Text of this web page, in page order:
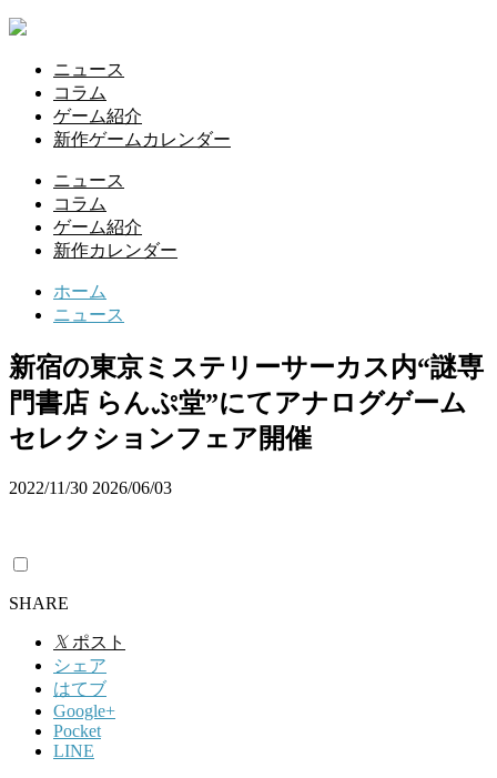
ニュース
コラム
ゲーム紹介
新作ゲームカレンダー
ニュース
コラム
ゲーム紹介
新作カレンダー
ホーム
ニュース
新宿の東京ミステリーサーカス内“謎専
門書店 らんぷ堂”にてアナログゲーム
セレクションフェア開催
2022/11/30 2026/06/03
SHARE
𝕏 ポスト
シェア
はてブ
Google+
Pocket
LINE